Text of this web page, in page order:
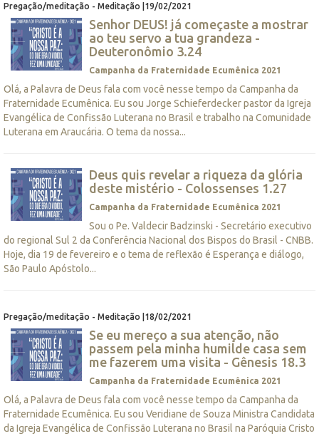
Pregação/meditação - Meditação |19/02/2021
Senhor DEUS! já começaste a mostrar
ao teu servo a tua grandeza -
Deuteronômio 3.24
Campanha da Fraternidade Ecumênica 2021
Olá, a Palavra de Deus fala com você nesse tempo da Campanha da
Fraternidade Ecumênica. Eu sou Jorge Schieferdecker pastor da Igreja
Evangélica de Confissão Luterana no Brasil e trabalho na Comunidade
Luterana em Araucária. O tema da nossa...
Deus quis revelar a riqueza da glória
deste mistério - Colossenses 1.27
Campanha da Fraternidade Ecumênica 2021
Sou o Pe. Valdecir Badzinski - Secretário executivo
do regional Sul 2 da Conferência Nacional dos Bispos do Brasil - CNBB.
Hoje, dia 19 de fevereiro e o tema de reflexão é Esperança e diálogo,
São Paulo Apóstolo...
Pregação/meditação - Meditação |18/02/2021
Se eu mereço a sua atenção, não
passem pela minha humilde casa sem
me fazerem uma visita - Gênesis 18.3
Campanha da Fraternidade Ecumênica 2021
Olá, a Palavra de Deus fala com você nesse tempo da Campanha da
Fraternidade Ecumênica. Eu sou Veridiane de Souza Ministra Candidata
da Igreja Evangélica de Confissão Luterana no Brasil na Paróquia Cristo